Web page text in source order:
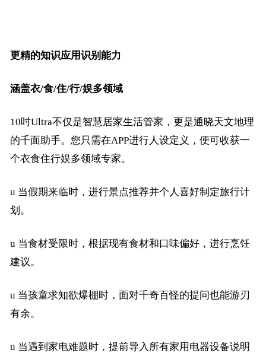
更精的知识应用识别能力
涵盖衣/食/住/行/娱多领域
10吋Ultra不仅是智慧居家生活管家，更是通晓天文地理
的千面助手。您只需在APP进行人设定义，便可收获一
个衣食住行娱多领域专家。
u 当假期来临时，进行景点推荐并个人喜好制定旅行计
划。
u 当食材受限时，根据现有食材和口味偏好，进行烹饪
建议。
u 当孩童求知欲爆棚时，面对千奇百怪的提问也能游刃
有余。
u 当遇到家电难题时，提前导入所有家用电器设备说明